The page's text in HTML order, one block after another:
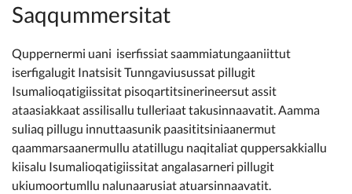
Saqqummersitat
Quppernermi uani iserfissiat saammiatungaaniittut
iserfigalugit Inatsisit Tunngaviusussat pillugit
Isumalioqatigiissitat pisoqartitsinerineersut assit
ataasiakkaat assilisallu tulleriaat takusinnaavatit. Aamma
suliaq pillugu innuttaasunik paasititsiniaanermut
qaammarsaanermullu atatillugu naqitaliat quppersakkiallu
kiisalu Isumalioqatigiissitat angalasarneri pillugit
ukiumoortumllu nalunaarusiat atuarsinnaavatit.